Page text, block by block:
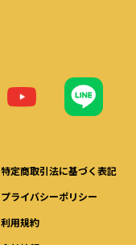
特定商取引法に基づく表記
プライバシーポリシー
利用規約